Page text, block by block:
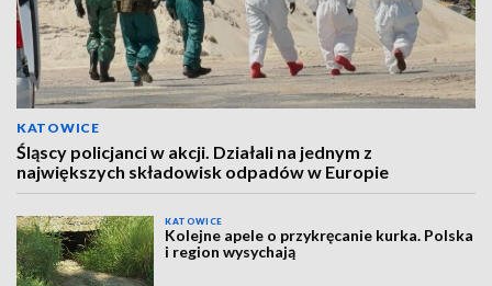
KATOWICE
Śląscy policjanci w akcji. Działali na jednym z
największych składowisk odpadów w Europie
KATOWICE
Kolejne apele o przykręcanie kurka. Polska
i region wysychają